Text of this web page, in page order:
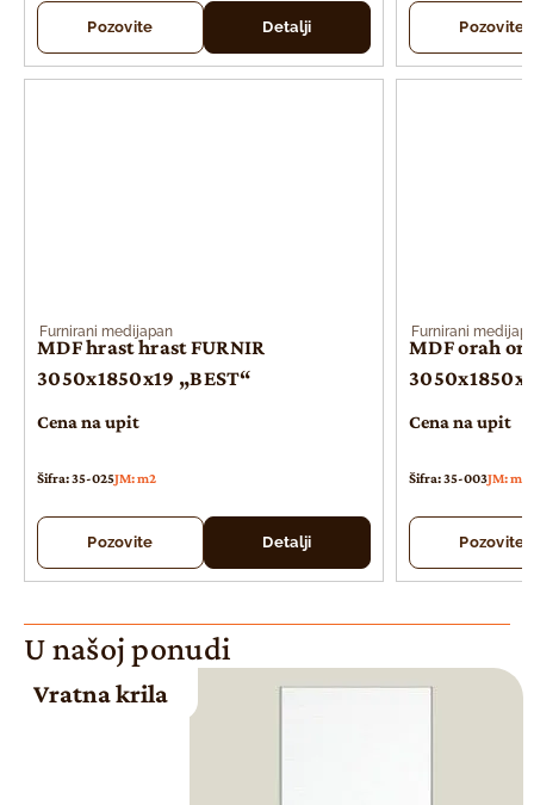
Pozovite Detalji Pozovite
Furnirani medijapan
MDF hrast hrast FURNIR
3050x1850x19 „BEST“
Cena na upit
Šifra: 35-025JM: m2
Pozovite Detalji
Furnirani
MDF orah
Cena na upit
Šifra: 35-003JM: m2
Pozovite
U našoj ponudi
Vratna krila